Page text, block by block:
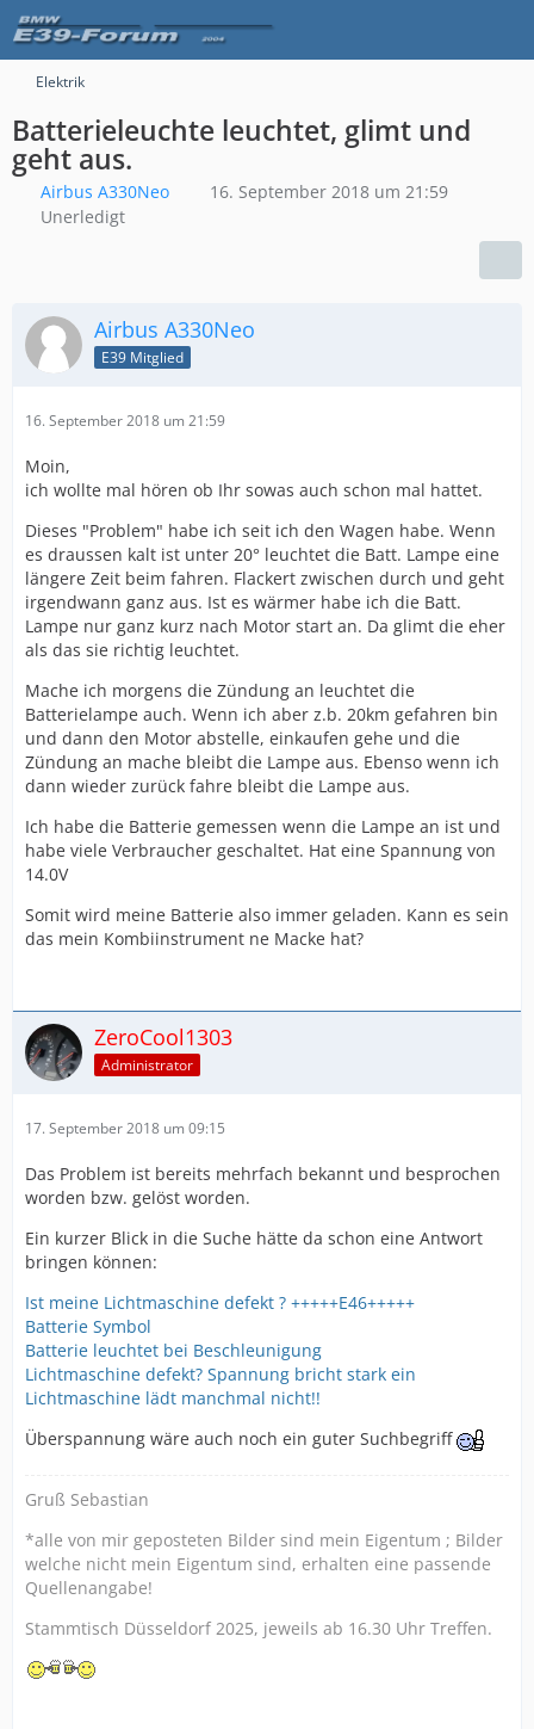
Elektrik
Batterieleuchte leuchtet, glimt und
geht aus.
Airbus A330Neo
16. September 2018 um 21:59
Unerledigt
Airbus A330Neo
E39 Mitglied
16. September 2018 um 21:59
Moin,
ich wollte mal hören ob Ihr sowas auch schon mal hattet.
Dieses "Problem" habe ich seit ich den Wagen habe. Wenn
es draussen kalt ist unter 20° leuchtet die Batt. Lampe eine
längere Zeit beim fahren. Flackert zwischen durch und geht
irgendwann ganz aus. Ist es wärmer habe ich die Batt.
Lampe nur ganz kurz nach Motor start an. Da glimt die eher
als das sie richtig leuchtet.
Mache ich morgens die Zündung an leuchtet die
Batterielampe auch. Wenn ich aber z.b. 20km gefahren bin
und dann den Motor abstelle, einkaufen gehe und die
Zündung an mache bleibt die Lampe aus. Ebenso wenn ich
dann wieder zurück fahre bleibt die Lampe aus.
Ich habe die Batterie gemessen wenn die Lampe an ist und
habe viele Verbraucher geschaltet. Hat eine Spannung von
14.0V
Somit wird meine Batterie also immer geladen. Kann es sein
das mein Kombiinstrument ne Macke hat?
ZeroCool1303
Administrator
17. September 2018 um 09:15
Das Problem ist bereits mehrfach bekannt und besprochen
worden bzw. gelöst worden.
Ein kurzer Blick in die Suche hätte da schon eine Antwort
bringen können:
Ist meine Lichtmaschine defekt ? +++++E46+++++
Batterie Symbol
Batterie leuchtet bei Beschleunigung
Lichtmaschine defekt? Spannung bricht stark ein
Lichtmaschine lädt manchmal nicht!!
Überspannung wäre auch noch ein guter Suchbegriff
Gruß Sebastian
*alle von mir geposteten Bilder sind mein Eigentum ; Bilder
welche nicht mein Eigentum sind, erhalten eine passende
Quellenangabe!
Stammtisch Düsseldorf 2025, jeweils ab 16.30 Uhr Treffen.